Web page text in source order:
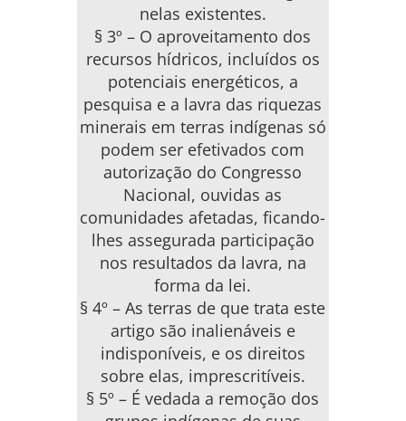
nelas existentes.
§ 3º – O aproveitamento dos
recursos hídricos, incluídos os
potenciais energéticos, a
pesquisa e a lavra das riquezas
minerais em terras indígenas só
podem ser efetivados com
autorização do Congresso
Nacional, ouvidas as
comunidades afetadas, ficando-
lhes assegurada participação
nos resultados da lavra, na
forma da lei.
§ 4º – As terras de que trata este
artigo são inalienáveis e
indisponíveis, e os direitos
sobre elas, imprescritíveis.
§ 5º – É vedada a remoção dos